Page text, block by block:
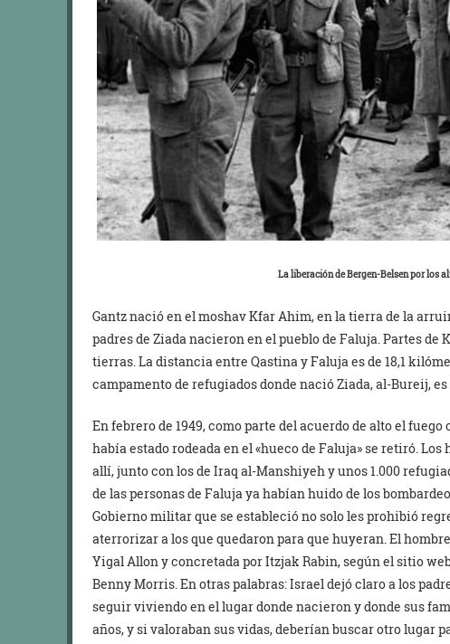
La liberación de Bergen-Belsen por los
Gantz nació en el moshav Kfar Ahim, en la tierra de la
padres de Ziada nacieron en el pueblo de Faluja. Partes de
tierras. La distancia entre Qastina y Faluja es de 18,1
campamento de refugiados donde nació Ziada, al-Bureij,
En febrero de 1949, como parte del acuerdo de alto el
había estado rodeada en el «hueco de Faluja» se retiró.
allí, junto con los de Iraq al-Manshiyeh y unos 1.000
de las personas de Faluja ya habían huido de los
Gobierno militar que se estableció no solo les prohibió
aterrorizar a los que quedaron para que huyeran. El
Yigal Allon y concretada por Itzjak Rabin, según el sitio
Benny Morris. En otras palabras: Israel dejó claro a los
seguir viviendo en el lugar donde nacieron y donde sus
años, y si valoraban sus vidas, deberían buscar otro lugar